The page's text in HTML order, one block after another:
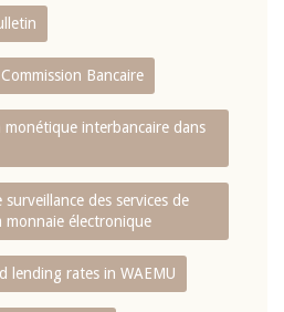
Bancaire
interbancaire dans
des services de
monnaie électronique
lending rates in WAEMU